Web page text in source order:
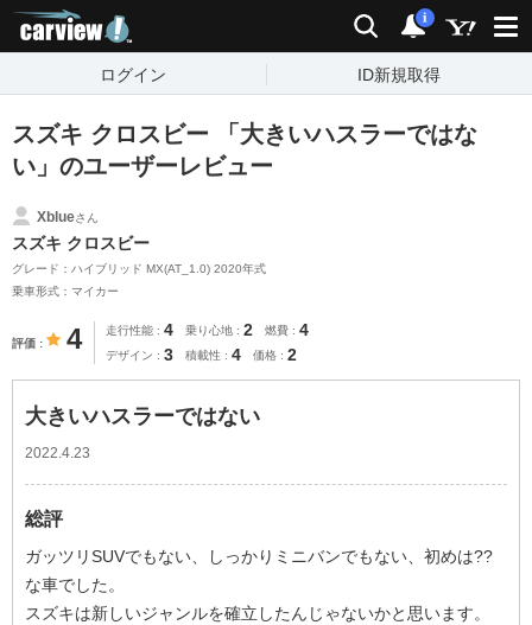
検索 通知
i
ログイン ID新規取得
スズキ クロスビー 「大きいハスラーではな
い」のユーザーレビュー
Xblueさん
スズキ クロスビー
グレード：ハイブリッド MX(AT_1.0) 2020年式
乗車形式：マイカー
評価 4 走行性能 4 乗り心地 2 燃費 4
デザイン 3 積載性 4 価格 2
大きいハスラーではない
2022.4.23
総評
ガッツリSUVでもない、しっかりミニバンでもない、初めは??
な車でした。
スズキは新しいジャンルを確立したんじゃないかと思います。